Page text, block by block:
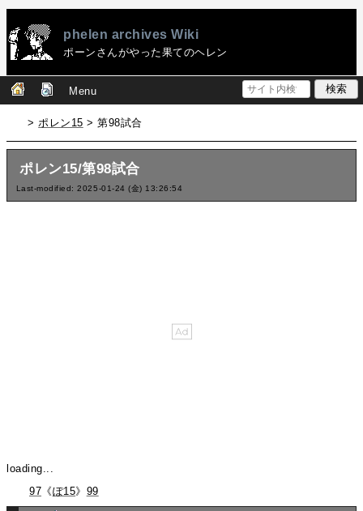
phelen archives Wiki
ポーンさんがやった果てのヘレン
Menu
>ポレン15 > 第98試合
ポレン15/第98試合
Last-modified: 2025-01-24 (金) 13:26:54
loading...
97 《ぽ15》 99